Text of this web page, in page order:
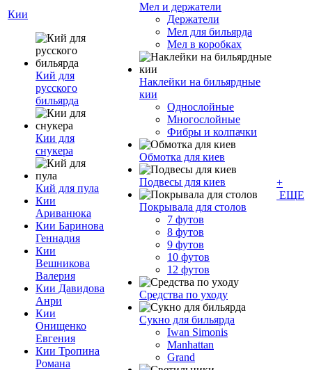
Кии
Кий для
русского
бильярда
Кии для
снукера
Кий для пула
Кии
Ариванюка
Кии Баринова
Геннадия
Кии
Вешникова
Валерия
Кии Давидова
Анри
Кии
Онищенко
Евгения
Кии Тропина
Романа
Мел и держатели
Держатели
Мел для бильярда
Мел в коробках
Наклейки на бильярдные
кии
Однослойные
Многослойные
Фибры и колпачки
Обмотка для киев
Подвесы для киев
Покрывала для столов
7 футов
8 футов
9 футов
10 футов
12 футов
Средства по уходу
Сукно для бильярда
Iwan Simonis
Manhattan
Grand
+
ЕЩЕ